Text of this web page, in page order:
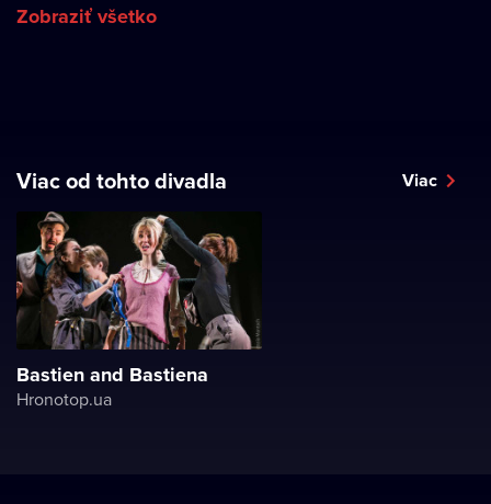
Zobraziť všetko
Viac od tohto divadla Viac
Bastien and Bastiena
Hronotop.ua